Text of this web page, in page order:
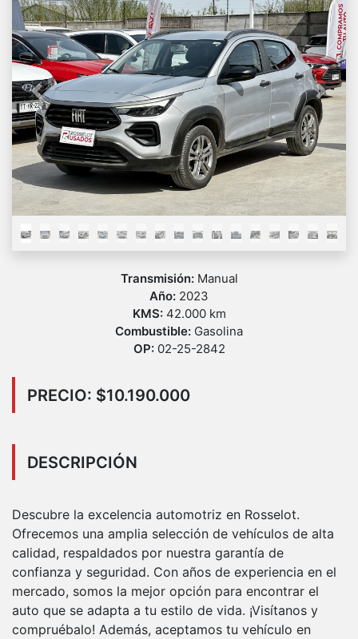
Previous Next
Transmisión: Manual
Año: 2023
KMS: 42.000 km
Combustible: Gasolina
OP: 02-25-2842
PRECIO: $10.190.000
DESCRIPCIÓN
Descubre la excelencia automotriz en Rosselot.
Ofrecemos una amplia selección de vehículos de alta
calidad, respaldados por nuestra garantía de
confianza y seguridad. Con años de experiencia en el
mercado, somos la mejor opción para encontrar el
auto que se adapta a tu estilo de vida. ¡Visítanos y
compruébalo! Además, aceptamos tu vehículo en